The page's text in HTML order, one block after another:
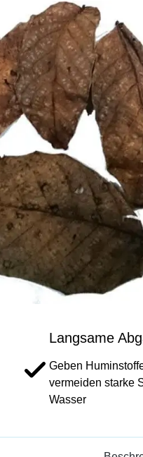
Langsame
Geben
vermeiden starke
Wasser